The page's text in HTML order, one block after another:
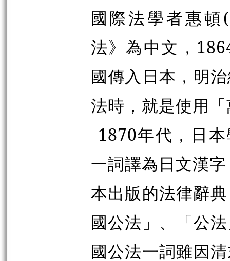
國際法學者惠
法》為中文，
國傳入日本，明
法時，就是使用
1870年代，日
一詞譯為日文漢
本出版的法律辭
國公法」、「公
國公法一詞雖因